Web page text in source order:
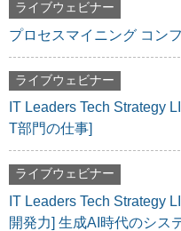
ライブウェビナー
プロセスマイニング コン
ライブウェビナー
IT Leaders Tech Strategy
T部門の仕事]
ライブウェビナー
IT Leaders Tech Strategy
開発力] 生成AI時代のシス